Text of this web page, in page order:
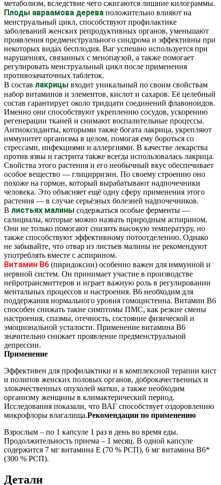
метаболизм, вследствие чего сжигаются лишние килограммы.
Плоды авраамова дерева положительно влияют на
менструальный цикл, способствуют профилактике
заболеваний женских репродуктивных органов, уменьшают
проявления предменструального синдрома и эффективны при
некоторых видах бесплодия. Ваг успешно используется при
нарушениях, связанных с менопаузой, а также помогает
регулировать менструальный цикл после применения
противозачаточных таблеток.
В состав лакрицы входит уникальный по своим свойствам
набор витаминов и элементов, кислот и сахаров. Её целебный
состав гарантирует около тридцати соединений флавоноидов.
Именно они способствуют укреплению сосудов, ускорению
регенерации тканей и снимают воспалительные процессы.
Антиоксиданты, которыми также богата лакрица, укрепляют
иммунитет организма в целом, помогая ему бороться со
стрессами, инфекциями и аллергиями. В качестве лекарства
против язвы и гастрита также всегда использовалась лакрица.
Свойства этого растения и его необычный вкус обеспечивает
особое вещество — глицирризин. По своему строению оно
похоже на гормон, который вырабатывают надпочечники
человека. Это объясняет ещё одну сферу применения этого
растения — в случае серьёзных болезней надпочечников.
В листьях малины содержаться особые ферменты —
салициалы, которые можно назвать природным аспирином.
Они не только помогают снизить высокую температуру, но
также способствуют эффективному потоотделению. Однако
не забывайте, что отвар из листьев малины не рекомендуют
употреблять вместе с аспирином.
Витамин В6 (пиридоксин) особенно важен для иммунной и
нервной систем. Он принимает участие в производстве
нейротрансмиттеров и играет важную роль в регулировании
ментальных процессов и настроения. В6 необходим для
поддержания нормального уровня гомоцистеина. Витамин В6
способен снижать такие симптомы ПМС, как резкие смены
настроения, спазмы, отечность, состояние физической и
эмоциональной усталости. Применение витамина В6
значительно снижает проявление предменструальной
депрессии.
Применение
Эффективен для профилактики и в комплексной терапии кист
и полипов женских половых органов, доброкачественных и
злокачественных опухолей матки, а также необходим
организму женщины в климактерический период.
Исследования показали, что ВАГ способствует оздоровлению
микрофлоры влагалища.Рекомендации по применению
Взрослым – по 1 капсуле 1 раз в день во время еды.
Продолжительность приема – 1 месяц. В одной капсуле
содержится 7 мг витамина Е (70 % РСП), 6 мг витамина В6*
(300 % РСП).
Детали